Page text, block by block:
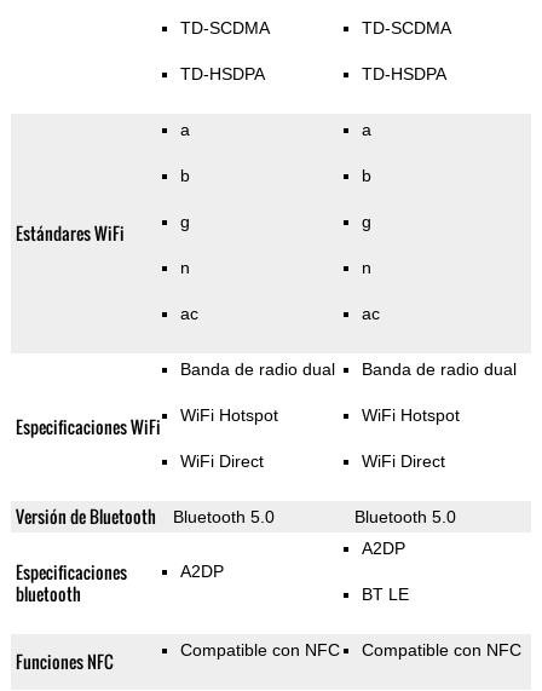
TD-SCDMA
TD-HSDPA
TD-SCDMA
TD-HSDPA
Estándares WiFi
a
b
g
n
ac
a
b
g
n
ac
Especificaciones WiFi
Banda de radio dual
WiFi Hotspot
WiFi Direct
Banda de radio dual
WiFi Hotspot
WiFi Direct
Versión de Bluetooth Bluetooth 5.0 Bluetooth 5.0
Especificaciones
bluetooth
A2DP
A2DP
BT LE
Funciones NFC Compatible con NFC Compatible con NFC